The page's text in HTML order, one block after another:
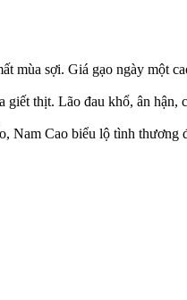
mùa sợi. Giá gạo ngày một
giết thịt. Lão đau khổ, ân hận,
Nam Cao biểu lộ tình thương